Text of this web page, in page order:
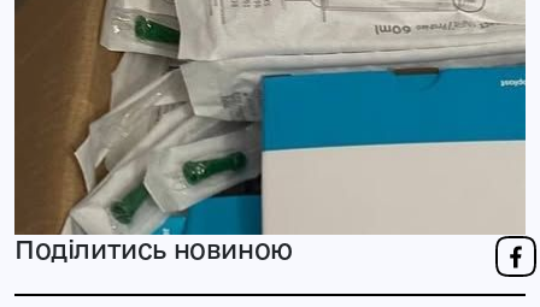
Поділитись новиною